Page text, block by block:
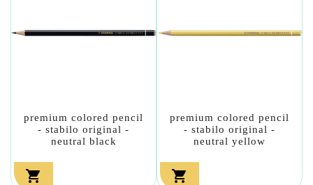
premium colored pencil
- stabilo original -
neutral black

premium colored pencil
- stabilo original -
neutral yellow
